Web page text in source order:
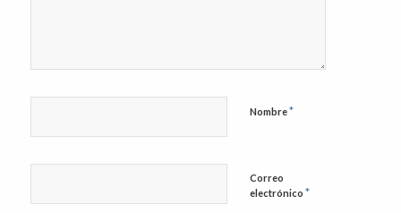
Nombre*
Correo
electrónico *